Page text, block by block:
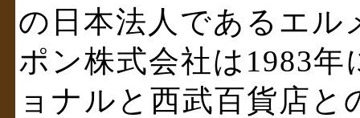
の日本法人であるエル
ポン株式会社は1983
ョナルと西武百貨店と